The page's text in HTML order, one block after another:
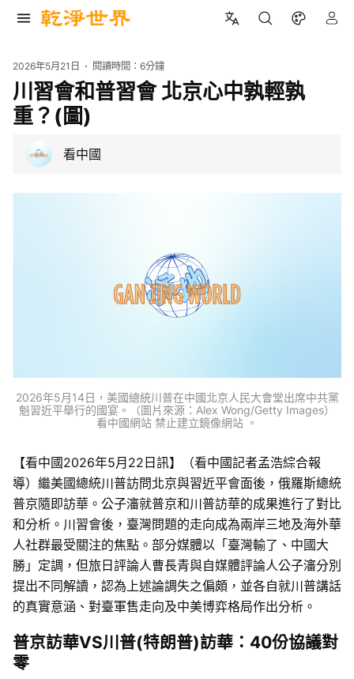
2026年5月21日 閱讀時間：6分鐘
川習會和普習會 北京心中孰輕孰
重？(圖)
看中國
2026年5月14日，美國總統川普在中國北京人民大會堂出席中共黨
魁習近平舉行的國宴。（圖片來源：Alex Wong/Getty Images）
看中國網站 禁止建立鏡像網站 。
【看中國2026年5月22日訊】（看中國記者孟浩綜合報
導）繼美國總統川普訪問北京與習近平會面後，俄羅斯總統
普京隨即訪華。公子瀋就普京和川普訪華的成果進行了對比
和分析。川習會後，臺灣問題的走向成為兩岸三地及海外華
人社群最受關注的焦點。部分媒體以「臺灣輸了、中國大
勝」定調，但旅日評論人曹長青與自媒體評論人公子瀋分別
提出不同解讀，認為上述論調失之偏頗，並各自就川普講話
的真實意涵、對臺軍售走向及中美博弈格局作出分析。
普京訪華VS川普(特朗普)訪華：40份協議對
零